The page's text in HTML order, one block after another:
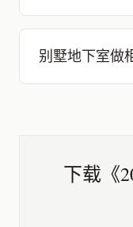
别墅地下室做
下载《